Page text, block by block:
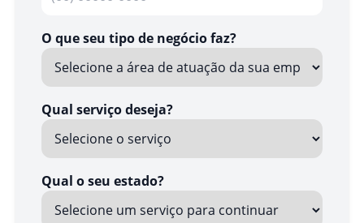
O que seu tipo de negócio faz?
Qual serviço deseja?
Qual o seu estado?